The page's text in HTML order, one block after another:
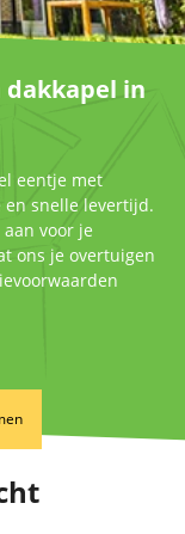
dakkapel in
eentje met
en snelle levertijd.
voor je
ons je overtuigen